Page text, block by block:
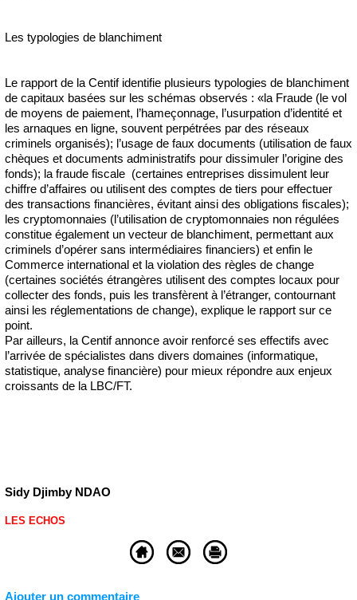
Les typologies de blanchiment
Le rapport de la Centif identifie plusieurs typologies de blanchiment
de capitaux basées sur les schémas observés : «la Fraude (le vol
de moyens de paiement, l’hameçonnage, l’usurpation d’identité et
les arnaques en ligne, souvent perpétrées par des réseaux
criminels organisés); l’usage de faux documents (utilisation de faux
chèques et documents administratifs pour dissimuler l’origine des
fonds); la fraude fiscale (certaines entreprises dissimulent leur
chiffre d’affaires ou utilisent des comptes de tiers pour effectuer
des transactions financières, évitant ainsi des obligations fiscales);
les cryptomonnaies (l’utilisation de cryptomonnaies non régulées
constitue également un vecteur de blanchiment, permettant aux
criminels d’opérer sans intermédiaires financiers) et enfin le
Commerce international et la violation des règles de change
(certaines sociétés étrangères utilisent des comptes locaux pour
collecter des fonds, puis les transfèrent à l’étranger, contournant
ainsi les réglementations de change), explique le rapport sur ce
point.
Par ailleurs, la Centif annonce avoir renforcé ses effectifs avec
l’arrivée de spécialistes dans divers domaines (informatique,
statistique, analyse financière) pour mieux répondre aux enjeux
croissants de la LBC/FT.
Sidy Djimby NDAO
LES ECHOS
Ajouter un commentaire